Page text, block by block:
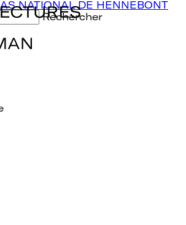
NATIONAL DE HENNEBONT